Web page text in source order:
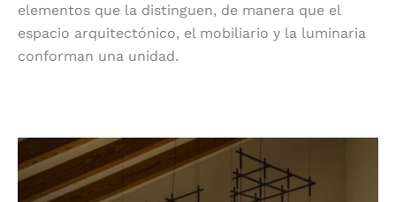
elementos que la distinguen, de manera que el
espacio arquitectónico, el mobiliario y la luminaria
conforman una unidad.